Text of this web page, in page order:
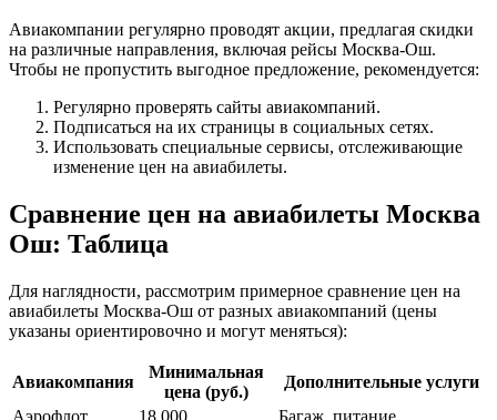
Авиакомпании регулярно проводят акции, предлагая скидки
на различные направления, включая рейсы Москва-Ош.
Чтобы не пропустить выгодное предложение, рекомендуется:
Регулярно проверять сайты авиакомпаний.
Подписаться на их страницы в социальных сетях.
Использовать специальные сервисы, отслеживающие
изменение цен на авиабилеты.
Сравнение цен на авиабилеты Москва
Ош: Таблица
Для наглядности, рассмотрим примерное сравнение цен на
авиабилеты Москва-Ош от разных авиакомпаний (цены
указаны ориентировочно и могут меняться):
Авиакомпания
Минимальная
цена (руб.)
Дополнительные услуги
Аэрофлот
18 000 Багаж, питание